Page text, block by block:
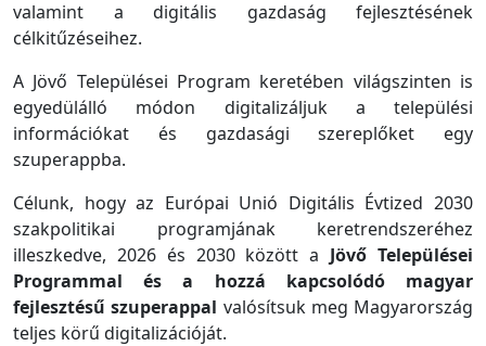
valamint a digitális gazdaság fejlesztésének
célkitűzéseihez.
A Jövő Települései Program keretében világszinten is
egyedülálló módon digitalizáljuk a települési
információkat és gazdasági szereplőket egy
szuperappba.
Célunk, hogy az Európai Unió Digitális Évtized 2030
szakpolitikai programjának keretrendszeréhez
illeszkedve, 2026 és 2030 között a Jövő Települései
Programmal és a hozzá kapcsolódó magyar
fejlesztésű szuperappal valósítsuk meg Magyarország
teljes körű digitalizációját.